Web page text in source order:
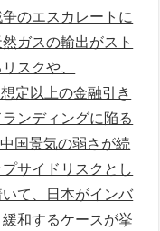
のエスカレートに
ガスの輸出がスト
スクや、
定以上の金融引き
ンディングに陥る
国景気の弱さが続
サイドリスクとし
て、日本がインバ
和するケースが挙